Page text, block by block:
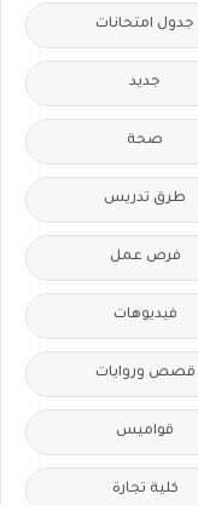
جدول امتحانات
جديد
صحة
طرق تدريس
فرص عمل
فيديوهات
قصص وروايات
قواميس
كلية تجارة